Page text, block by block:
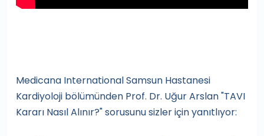
Medicana International Samsun Hastanesi
Kardiyoloji bölümünden Prof. Dr. Uğur Arslan "TAVI
Kararı Nasıl Alınır?" sorusunu sizler için yanıtlıyor: